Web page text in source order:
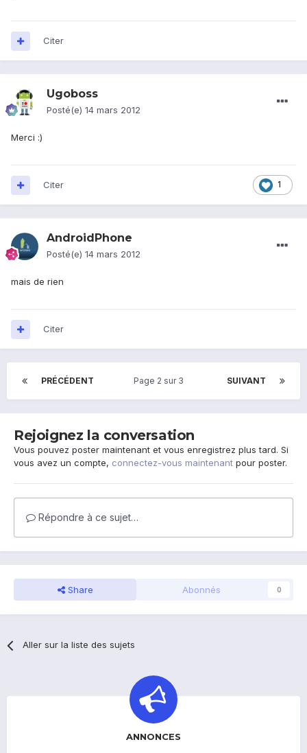
Citer
Ugoboss
Posté(e) 14 mars 2012
Merci :)
1
Citer
AndroidPhone
Posté(e) 14 mars 2012
mais de rien
Citer
PRÉCÉDENT SUIVANT
Page 2 sur 3
Rejoignez la conversation
Vous pouvez poster maintenant et vous enregistrez plus tard. Si
vous avez un compte, connectez-vous maintenant pour poster.
Répondre à ce sujet…
Share Abonnés 0
Aller sur la liste des sujets
ANNONCES